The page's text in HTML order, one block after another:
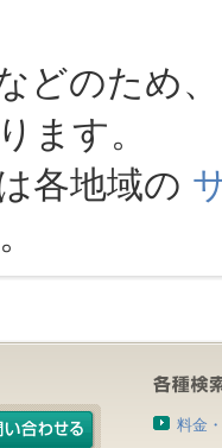
どのため
ます。
各地域の
料金